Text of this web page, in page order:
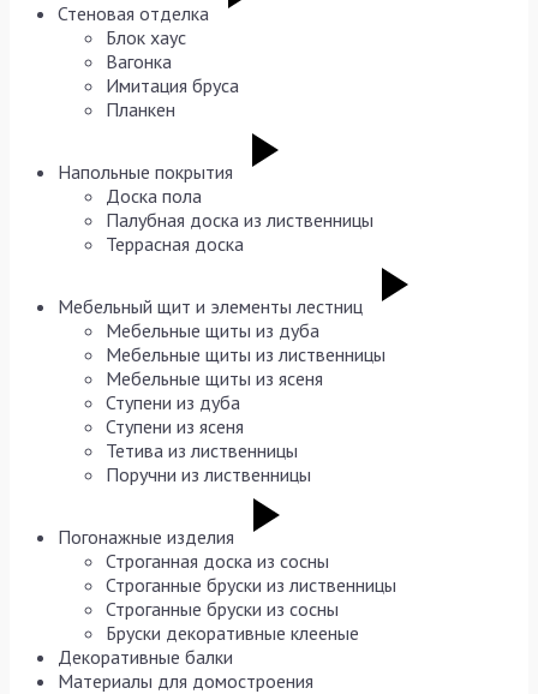
Стеновая отделка
Блок хаус
Вагонка
Имитация бруса
Планкен
Напольные покрытия
Доска пола
Палубная доска из лиственницы
Террасная доска
Мебельный щит и элементы лестниц
Мебельные щиты из дуба
Мебельные щиты из лиственницы
Мебельные щиты из ясеня
Ступени из дуба
Ступени из ясеня
Тетива из лиственницы
Поручни из лиственницы
Погонажные изделия
Строганная доска из сосны
Строганные бруски из лиственницы
Строганные бруски из сосны
Бруски декоративные клееные
Декоративные балки
Материалы для домостроения